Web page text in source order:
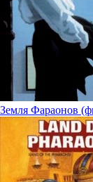
Земля Фараонов